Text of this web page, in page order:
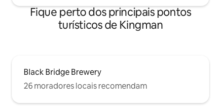
Fique perto dos principais pontos
turísticos de Kingman
Black Bridge Brewery
26 moradores locais recomendam